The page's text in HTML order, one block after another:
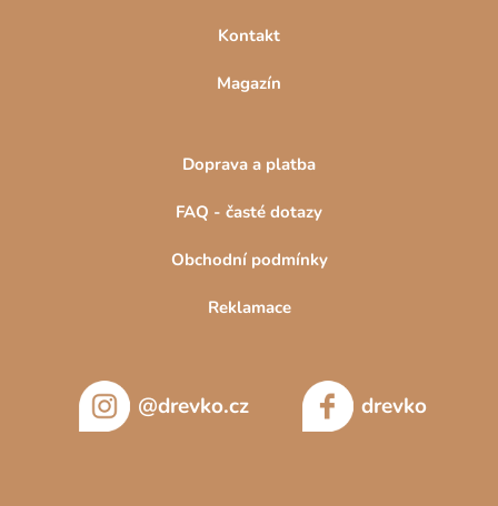
Kontakt
Magazín
Doprava a platba
FAQ - časté dotazy
Obchodní podmínky
Reklamace
@drevko.cz drevko